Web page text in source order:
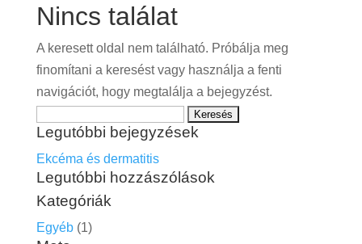
Nincs találat
A keresett oldal nem található. Próbálja meg
finomítani a keresést vagy használja a fenti
navigációt, hogy megtalálja a bejegyzést.
Legutóbbi bejegyzések
Ekcéma és dermatitis
Legutóbbi hozzászólások
Kategóriák
Egyéb(1)